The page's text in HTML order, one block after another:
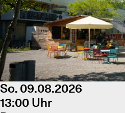
So. 09.08.2026
13:00 Uhr